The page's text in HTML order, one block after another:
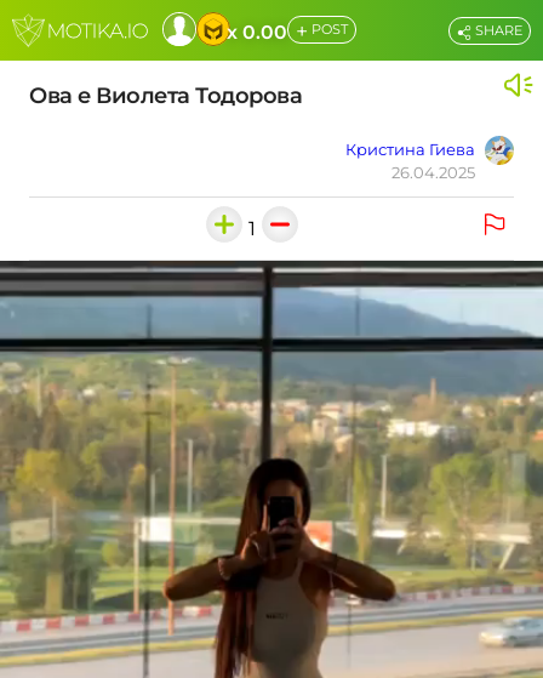
x 0.00 + POST
Ова е Виолета Тодорова
Кристина Гиева
26.04.2025
SHARE
1